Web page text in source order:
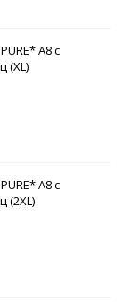
A8 с
(XL)
A8 с
(2XL)